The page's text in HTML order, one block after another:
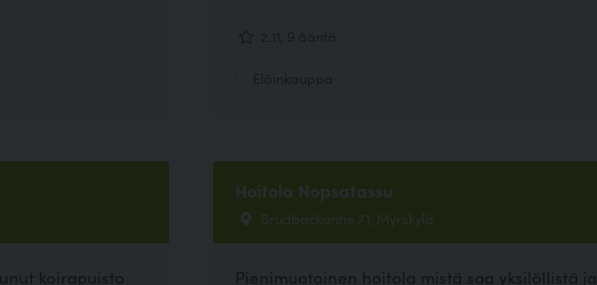
koirapuisto
Hoitola Nopsatassu
Brudbackantie 71, Myrskylä
Pienimuotoinen hoitola mistä saa yksilöllistä ja